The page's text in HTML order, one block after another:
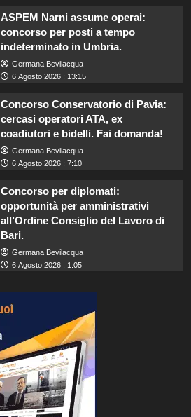
ASPEM Narni assume operai:
concorso per posti a tempo
indeterminato in Umbria.
Germana Bevilacqua
6 Agosto 2026 : 13:15
Concorso Conservatorio di Pavia:
cercasi operatori ATA, ex
coadiutori e bidelli. Fai domanda!
Germana Bevilacqua
6 Agosto 2026 : 7:10
Concorso per diplomati:
opportunità per amministrativi
all’Ordine Consiglio del Lavoro di
Bari.
Germana Bevilacqua
6 Agosto 2026 : 1:05